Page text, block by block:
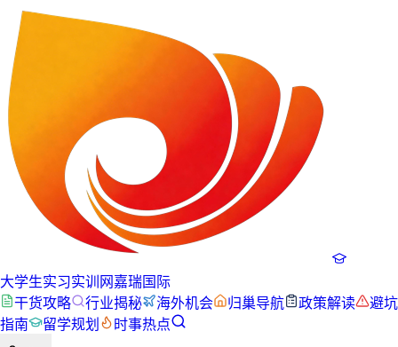
大学生实习实训网嘉瑞国际
干货攻略
行业揭秘 海外机会 归巢导航 政策解读
避坑
指南
留学规划 时事热点